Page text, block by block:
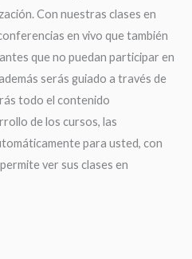
Con nuestras clases en
en vivo que también
que no puedan participar en
serás guiado a través de
todo el contenido
de los cursos, las
para usted, con
ver sus clases en